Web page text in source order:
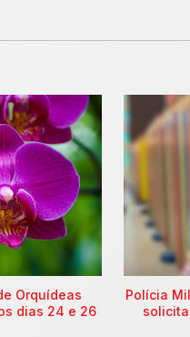
Orquídeas
dias 24 e 26
Polícia